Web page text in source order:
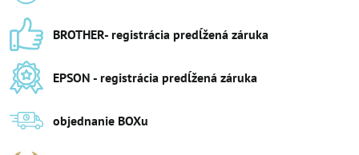
BROTHER- registrácia predĺžená záruka
EPSON - registrácia predĺžená záruka
objednanie BOXu